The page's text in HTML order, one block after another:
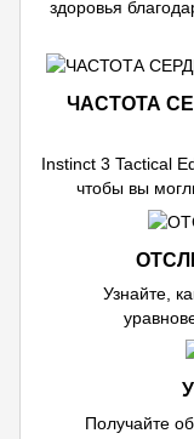
здоровья
ЧАСТОТА
Instinct 3 Tactical
чтобы вы
Узнайте,
Получайте